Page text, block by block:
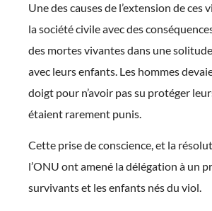
Une des causes de l’extension de ces
la société civile avec des
des mortes vivantes dans une
avec leurs enfants. Les hommes
doigt pour n’avoir pas su protéger
étaient rarement punis.
Cette prise de conscience, et la
l’ONU ont amené la délégation à un
survivants et les enfants nés du viol.